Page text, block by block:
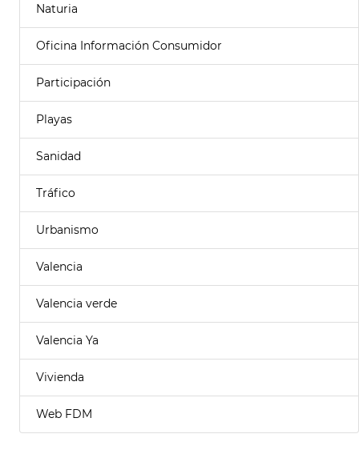
Naturia
Oficina Información Consumidor
Participación
Playas
Sanidad
Tráfico
Urbanismo
Valencia
Valencia verde
Valencia Ya
Vivienda
Web FDM